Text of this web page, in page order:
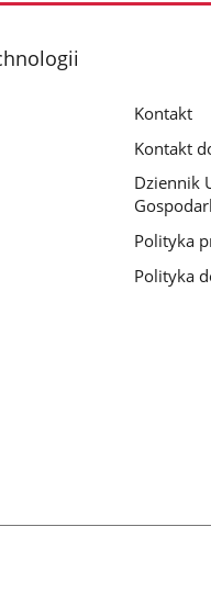
Kontakt
Kontakt
Dziennik
Polityka
Polityka